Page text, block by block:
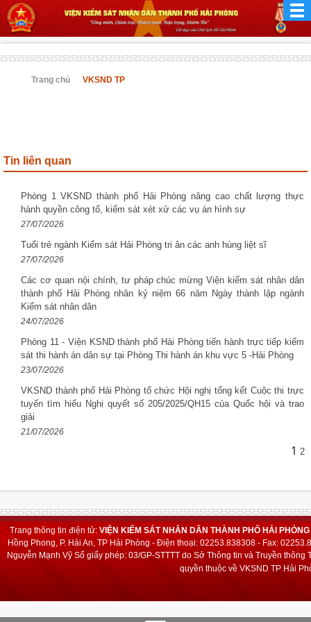
Trang chủ VKSND TP
Tin liên quan
Phòng 1 VKSND thành phố Hải Phòng nâng cao chất lượng thực
hành quyền công tố, kiểm sát xét xử các vụ án hình sự
27/07/2026
Tuổi trẻ ngành Kiểm sát Hải Phòng tri ân các anh hùng liệt sĩ
27/07/2026
Các cơ quan nội chính, tư pháp chúc mừng Viện kiểm sát nhân dân
thành phố Hải Phòng nhân kỷ niệm 66 năm Ngày thành lập ngành
Kiểm sát nhân dân
24/07/2026
Phòng 11 - Viện KSND thành phố Hải Phòng tiến hành trực tiếp kiểm
sát thi hành án dân sự tại Phòng Thi hành án khu vực 5 -Hải Phòng
23/07/2026
VKSND thành phố Hải Phòng tổ chức Hội nghị tổng kết Cuộc thi trực
tuyến tìm hiểu Nghị quyết số 205/2025/QH15 của Quốc hội và trao
giải
21/07/2026
1 2
Trang thông tin điện tử: VIỆN KIỂM SÁT NHÂN DÂN THÀNH PHỐ HẢI PHÒNG
Hồng Phong, P. Hải An, TP Hải Phòng - Điện thoại: 02253.838308 - Fax:
Nguyễn Mạnh VỹSố giấy phép: 03/GP-STTTT do Sở Thông tin và Truyền
quyền thuộc về VKSND TP Hải